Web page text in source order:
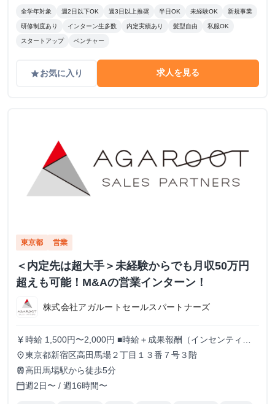
全学年対象 週2日以下OK 週3日以上推奨 半日OK 未経験OK 新規事業
研修制度あり インターン生多数 内定実績あり 髪型自由 私服OK
スタートアップ ベンチャー
gradeお気に入り 求人を見る
東京都 営業
＜内定先は超大手＞未経験からでも月収50万円
超えも可能！M&Aの営業インターン！
株式会社アガルートセールスパートナーズ
currency_yen 時給 1,500円〜2,000円 ■時給＋成果報酬（インセンティ
ブ）制度 現在最高時給2000円。 また、アポイント獲得1件
毎に5,000〜20,000円を支給いたします。 上限はないため結
果を出した分だけ還元されます！ ※時給や成果報酬は役職
や在籍期間に応じて変動
place東京都新宿区高田馬場２丁目１３番７号３階
train高田馬場駅から徒歩5分
calendar_today週2日〜 / 週16時間〜